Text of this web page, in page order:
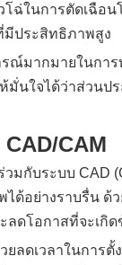
โฉ่ในการตัดเฉือ
มีประสิทธิภาพสูง
ณ์มากมายในกา
มั่นใจได้ว่าส่วน
CAM
มกับระบบ CAD
ด้อย่างราบรื่น ด้
ะลดโอกาสที่จะเ
ยลดเวลาในกา